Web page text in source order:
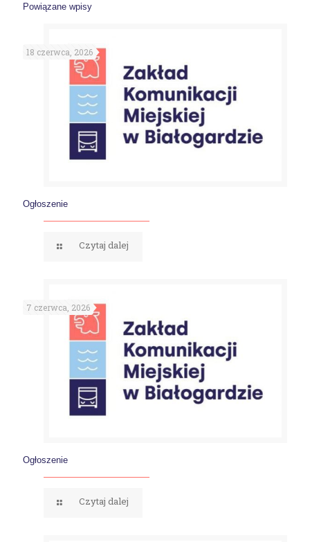
Powiązane wpisy
18 czerwca, 2026
Ogłoszenie
Czytaj dalej
7 czerwca, 2026
Ogłoszenie
Czytaj dalej